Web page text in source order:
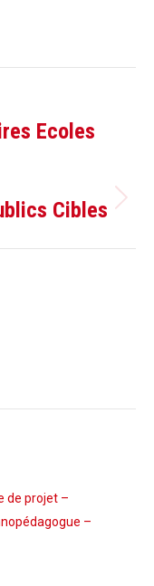
Ecoles
Cibles
de projet –
–